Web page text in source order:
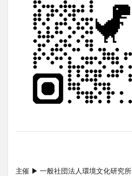
主催 ▶︎ 一般社団法人環境文化研究所